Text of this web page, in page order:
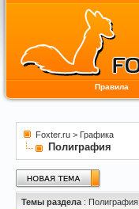
Правила
Foxter.ru > Графика
Полиграфия
Темы раздела : Полиграфия